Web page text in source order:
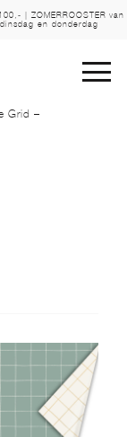
| ZOMERROOSTER van
en donderdag
Grid –